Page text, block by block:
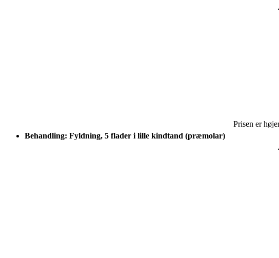
Prisen er
Behandling: Fyldning, 5 flader i lille kindtand (præmolar)